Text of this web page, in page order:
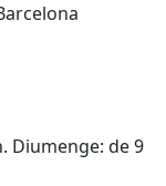
Diumenge: de 9